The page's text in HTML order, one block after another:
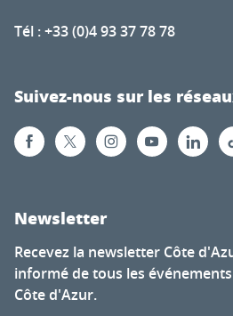
Tél : +33 (0)4 93 37 78 78
Suivez-nous sur les
Newsletter
Recevez la newsletter Côte
informé de tous les
Côte d'Azur.